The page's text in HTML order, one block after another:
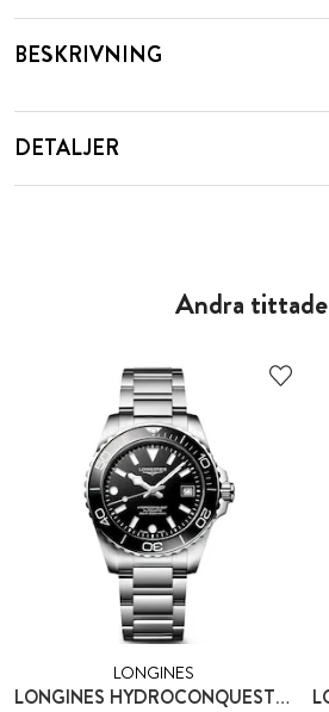
BESKRIVNING
DETALJER
Andra
LONGINES
LONGINES HYDROCONQUEST 39 MM